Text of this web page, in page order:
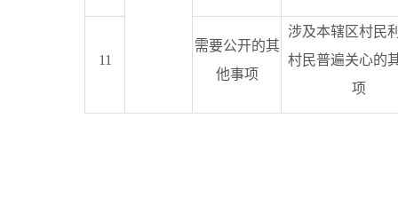
11
需要公开的其
他事项
涉及本辖区村民
村民普遍关心的
项